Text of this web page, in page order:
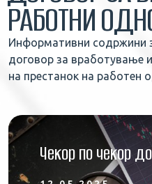
РАБОТНИ
Информативни содржини
договор за вработување
на престанок на работен
Чекор по чекор